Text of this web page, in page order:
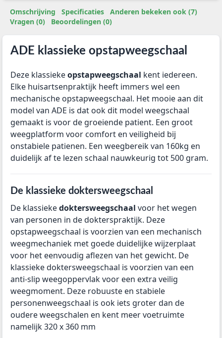
Omschrijving Specificaties
Anderen bekeken ook (7)
Vragen (0)
Beoordelingen (0)
ADE klassieke opstapweegschaal
Deze klassiekeopstapweegschaal kent iedereen.
Elke huisartsenpraktijk heeft immers wel een
mechanische opstapweegschaal. Het mooie aan dit
model van ADE is dat ook dit model weegschaal
gemaakt is voor de groeiende patient. Een groot
weegplatform voor comfort en veiligheid bij
onstabiele patienen. Een weegbereik van 160kg en
duidelijk af te lezen schaal nauwkeurig tot 500 gram.
De klassieke doktersweegschaal
De klassiekedoktersweegschaal voor het wegen
van personen in de dokterspraktijk. Deze
opstapweegschaal is voorzien van een mechanisch
weegmechaniek met goede duidelijke wijzerplaat
voor het eenvoudig aflezen van het gewicht. De
klassieke doktersweegschaal is voorzien van een
anti-slip weegoppervlak voor een extra veilig
weegmoment. Deze robuuste en stabiele
personenweegschaal is ook iets groter dan de
oudere weegschalen en kent meer voetruimte
namelijk320 x 360 mm